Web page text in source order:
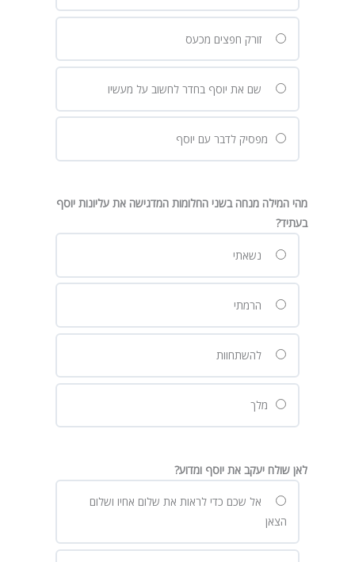
זורק חפצים מכעס
שם את יוסף בחדר לחשוב על מעשיו
מפסיק לדבר עם יוסף
מהי המילה מנחה בשני החלומות המדגישה את עליונות יוסף
בעתיד?
נשאתי
הרמתי
להשתחוות
מלך
לאן שולח יעקב את יוסף ומדוע?
אל שכם כדי לראות את שלום אחיו ושלום
הצאן